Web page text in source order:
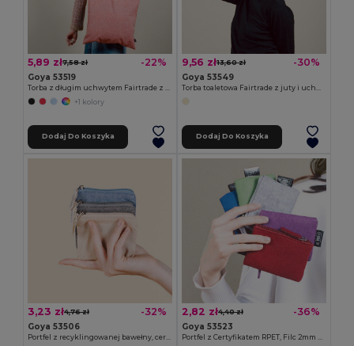
5,89 zł7,58 zł -22%
Goya 53519
+1 kolory
Dodaj Do Koszyka
9,56 zł13,60 zł -30%
Goya 53549
Dodaj Do Koszyka
3,23 zł4,76 zł -32%
Goya 53506
2,82 zł4,40 zł -36%
Goya 53523